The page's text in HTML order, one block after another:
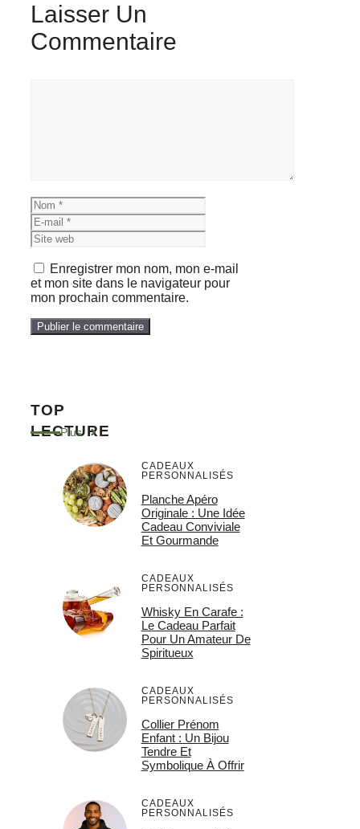
Laisser Un
Commentaire
Nom
mail
web
Enregistrer mon nom, mon e-mail
et mon site dans le navigateur pour
mon prochain commentaire.
TOP
LECTURE
Plus
CADEAUX
PERSONNALISÉS
Planche Apéro
Originale : Une Idée
Cadeau Conviviale
Et Gourmande
CADEAUX
PERSONNALISÉS
Whisky En Carafe :
Le Cadeau Parfait
Pour Un Amateur De
Spiritueux
CADEAUX
PERSONNALISÉS
Collier Prénom
Enfant : Un Bijou
Tendre Et
Symbolique À Offrir
CADEAUX
PERSONNALISÉS